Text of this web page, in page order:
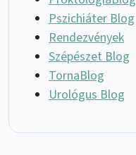
Pszichiáter Blog
Rendezvények
Szépészet Blog
TornaBlog
Urológus Blog